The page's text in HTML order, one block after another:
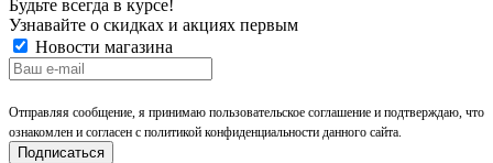
Будьте всегда в курсе!
Узнавайте о скидках и акциях первым
Новости магазина
Отправляя сообщение, я принимаю пользовательское соглашение и подтверждаю, что
ознакомлен и согласен с политикой конфиденциальности данного сайта.